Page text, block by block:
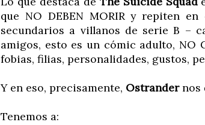
que NO DEBEN MORIR y repiten
secundarios a villanos de serie B –
amigos, esto es un cómic adulto, NO
fobias, filias, personalidades, gustos,
Y en eso, precisamente, Ostrandernos
Tenemos a: